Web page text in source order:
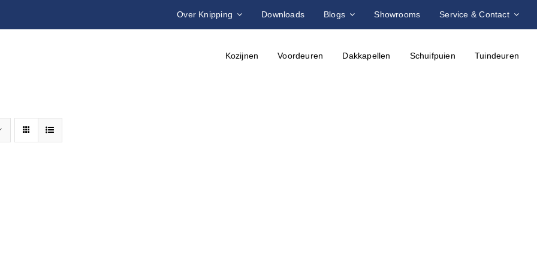
Over Knipping Downloads Blogs Showrooms Service & Contact
Kozijnen Voordeuren Dakkapellen Schuifpuien Tuindeuren